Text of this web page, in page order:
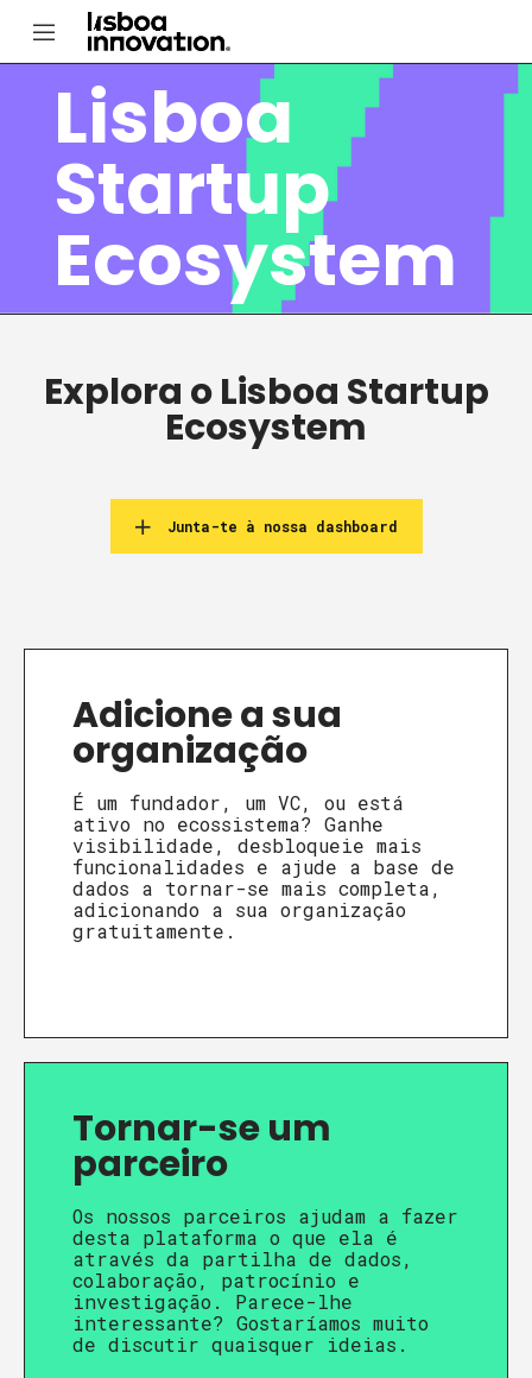
Lisboa
Startup
Ecosystem
Explora o Lisboa Startup
Ecosystem
Junta-te à nossa dashboard
Adicione a sua
organização
É um fundador, um VC, ou está
ativo no ecossistema? Ganhe
visibilidade, desbloqueie mais
funcionalidades e ajude a base de
dados a tornar-se mais completa,
adicionando a sua organização
gratuitamente.
Tornar-se um
parceiro
Os nossos parceiros ajudam a fazer
desta plataforma o que ela é
através da partilha de dados,
colaboração, patrocínio e
investigação. Parece-lhe
interessante? Gostaríamos muito
de discutir quaisquer ideias.